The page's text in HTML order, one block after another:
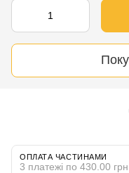
ОПЛАТА ЧАСТИНАМИ
3 платежі по 430.00 грн